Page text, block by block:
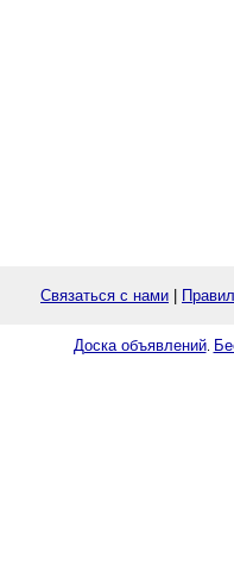
Связаться с нами
Доска объявлений.